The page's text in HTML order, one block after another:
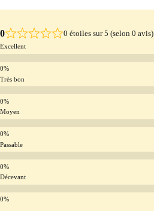
0 0 étoiles sur 5 (selon 0 avis)
Excellent
Très bon
Moyen
Passable
Décevant